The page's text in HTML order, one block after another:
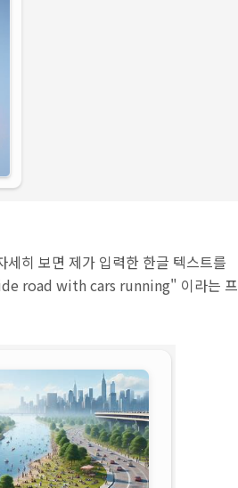
히 보면 제가 입력한 한글 텍스트를
road with cars running" 이라는 프